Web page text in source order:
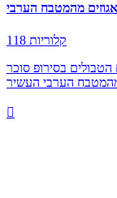
אגוזים מהמטבח הערבי
118 קלוריות
הטבולים בסירופ סוכר
הערבי העשיר
